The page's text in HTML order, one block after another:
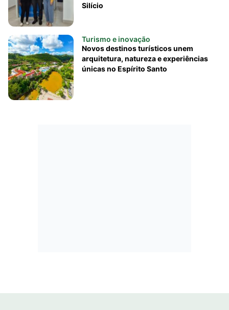
Silício
Turismo e inovação
Novos destinos turísticos unem
arquitetura, natureza e experiências
únicas no Espírito Santo